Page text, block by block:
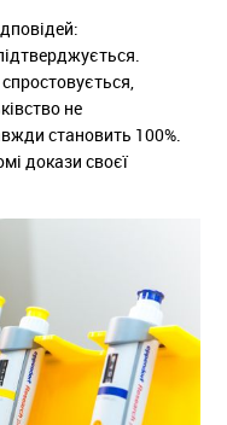
спростовується,
не
становить 100%.
докази своєї